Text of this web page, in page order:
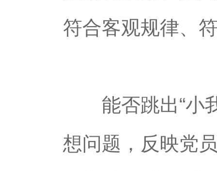
符合客观规律、
能否跳出“小我
想问题，反映党